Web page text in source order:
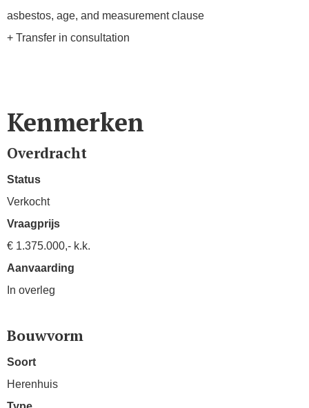
asbestos, age, and measurement clause
+ Transfer in consultation
Kenmerken
Overdracht
Status
Verkocht
Vraagprijs
€ 1.375.000,- k.k.
Aanvaarding
In overleg
Bouwvorm
Soort
Herenhuis